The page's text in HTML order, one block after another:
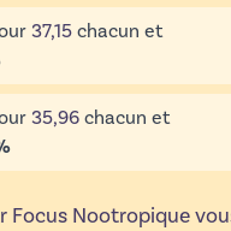
37,15 chacun et
35,96 chacun et
Focus Nootropique